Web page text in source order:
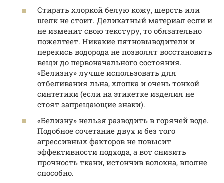
Стирать хлоркой белую кожу, шерсть или
шелк не стоит. Деликатный материал если и
не изменит свою текстуру, то обязательно
пожелтеет. Никакие пятновыводители и
перекись водорода не позволят восстановить
вещи до первоначального состояния.
«Белизну» лучше использовать для
отбеливания льна, хлопка и очень тонкой
синтетики (если на этикетке изделия не
стоят запрещающие знаки).
«Белизну» нельзя разводить в горячей воде.
Подобное сочетание двух и без того
агрессивных факторов не повысит
эффективности подхода, а вот снизить
прочность ткани, истончив волокна, вполне
способно.